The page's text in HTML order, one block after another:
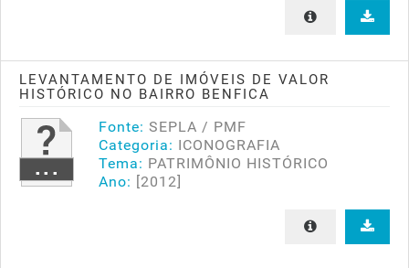
LEVANTAMENTO DE IMÓVEIS DE VALOR
HISTÓRICO NO BAIRRO BENFICA
Fonte: SEPLA / PMF
Categoria: ICONOGRAFIA
Tema: PATRIMÔNIO HISTÓRICO
Ano: [2012]